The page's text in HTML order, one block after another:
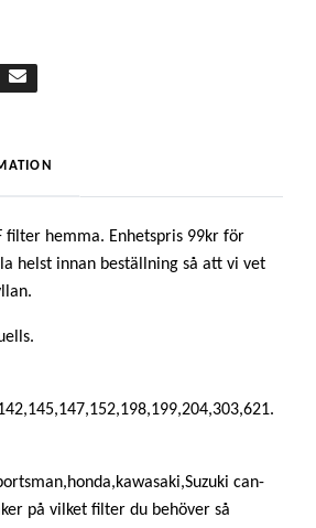
filter hemma. Enhetspris 99kr för
helst innan beställning så att vi vet
can-
på vilket filter du behöver så